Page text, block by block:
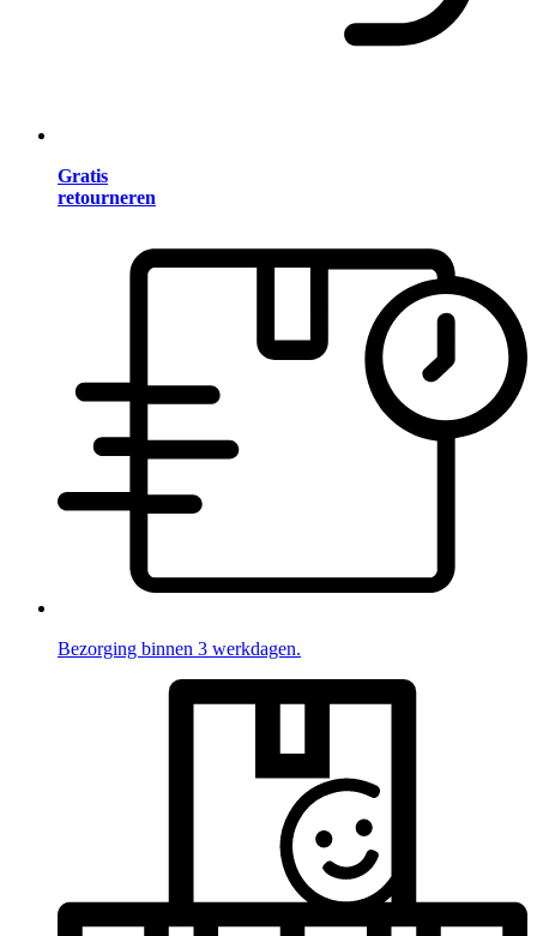
Gratis
retourneren
Bezorging binnen 3 werkdagen.